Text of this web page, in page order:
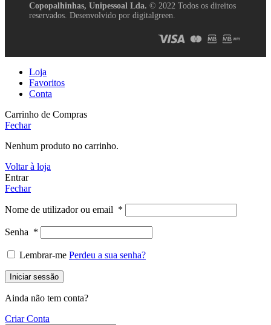
Copopalhinhas, Unipessoal Lda. © 2022 Todos os direitos
reservados. Desenvolvido por digitalgreen.
Loja
Favoritos
Conta
Carrinho de Compras
Fechar
Nenhum produto no carrinho.
Voltar à loja
Entrar
Fechar
Nome de utilizador ou email *
Senha *
Lembrar-me Perdeu a sua senha?
Iniciar sessão
Ainda não tem conta?
Criar Conta